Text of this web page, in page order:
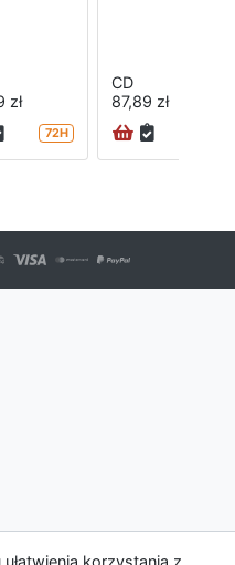
korzystania z
zł
72H
CD
87,89 zł